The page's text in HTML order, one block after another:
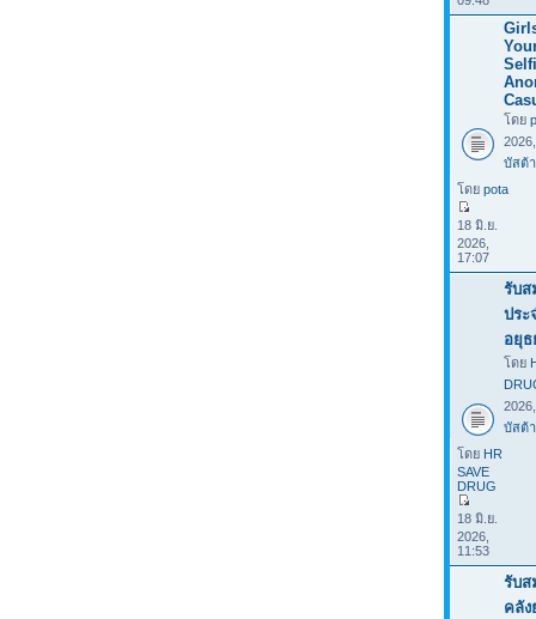
โดย
บัสต้า
โดย pota
18 มิ.ย.
2026,
17:07
รับส
ประ
อยุ
โดย
บัสต้า
โดย HR
SAVE
DRUG
18 มิ.ย.
2026,
11:53
รับส
คลัง